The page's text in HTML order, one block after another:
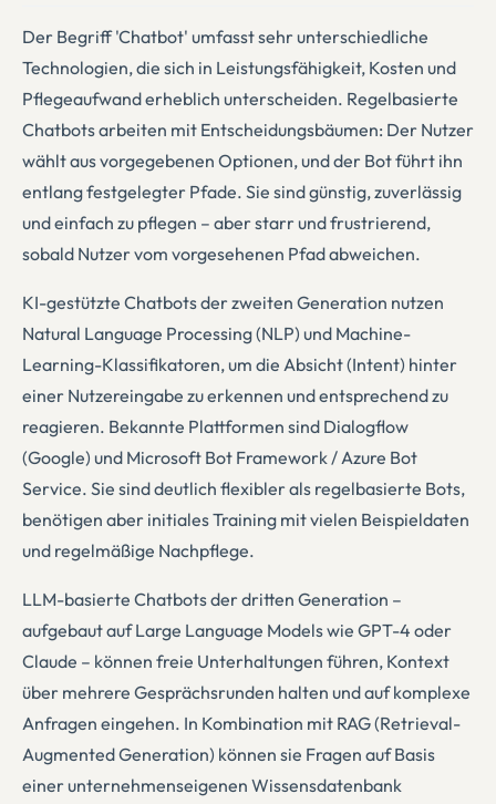
Der Begriff 'Chatbot' umfasst sehr unterschiedliche
Technologien, die sich in Leistungsfähigkeit, Kosten und
Pflegeaufwand erheblich unterscheiden. Regelbasierte
Chatbots arbeiten mit Entscheidungsbäumen: Der Nutzer
wählt aus vorgegebenen Optionen, und der Bot führt ihn
entlang festgelegter Pfade. Sie sind günstig, zuverlässig
und einfach zu pflegen – aber starr und frustrierend,
sobald Nutzer vom vorgesehenen Pfad abweichen.
KI-gestützte Chatbots der zweiten Generation nutzen
Natural Language Processing (NLP) und Machine-
Learning-Klassifikatoren, um die Absicht (Intent) hinter
einer Nutzereingabe zu erkennen und entsprechend zu
reagieren. Bekannte Plattformen sind Dialogflow
(Google) und Microsoft Bot Framework / Azure Bot
Service. Sie sind deutlich flexibler als regelbasierte Bots,
benötigen aber initiales Training mit vielen Beispieldaten
und regelmäßige Nachpflege.
LLM-basierte Chatbots der dritten Generation –
aufgebaut auf Large Language Models wie GPT-4 oder
Claude – können freie Unterhaltungen führen, Kontext
über mehrere Gesprächsrunden halten und auf komplexe
Anfragen eingehen. In Kombination mit RAG (Retrieval-
Augmented Generation) können sie Fragen auf Basis
einer unternehmenseigenen Wissensdatenbank